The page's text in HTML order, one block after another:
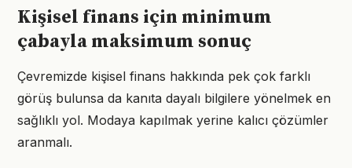
Kişisel finans için minimum
çabayla maksimum sonuç
Çevremizde kişisel finans hakkında pek çok farklı
görüş bulunsa da kanıta dayalı bilgilere yönelmek en
sağlıklı yol. Modaya kapılmak yerine kalıcı çözümler
aranmalı.